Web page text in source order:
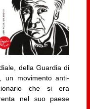
della Guardia di
un movimento anti-
che si era
nel suo paese